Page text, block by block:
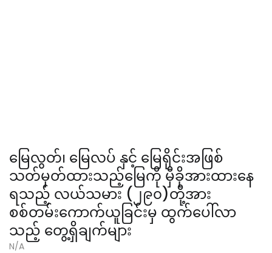
မြေလွတ်၊ မြေလပ် နှင့် မြေရိုင်းအဖြစ်
သတ်မှတ်ထားသည့်မြေကို မှီခိုအားထားနေ
ရသည့် လယ်သမား (၂၉၀)တို့အား
စစ်တမ်းကောက်ယူခြင်းမှ ထွက်ပေါ်လာ
သည့် တွေ့ရှိချက်များ
N/A